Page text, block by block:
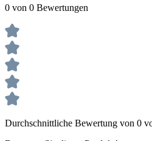
0 von 0 Bewertungen
Durchschnittliche Bewertung von 0